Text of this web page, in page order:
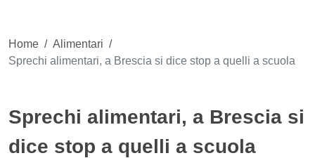
Home / Alimentari /
Sprechi alimentari, a Brescia si dice stop a quelli a scuola
Sprechi alimentari, a Brescia si
dice stop a quelli a scuola